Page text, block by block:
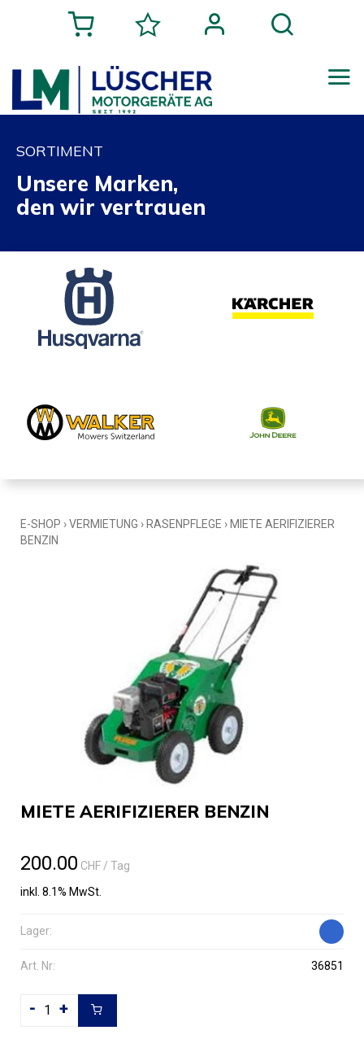
SORTIMENT
Unsere Marken,
den wir vertrauen
E-SHOP ›VERMIETUNG › RASENPFLEGE › MIETE AERIFIZIERER
BENZIN
MIETE AERIFIZIERER BENZIN
200.00 CHF/ Tag
inkl. 8.1% MwSt.
Lager:
Art. Nr: 36851
- +